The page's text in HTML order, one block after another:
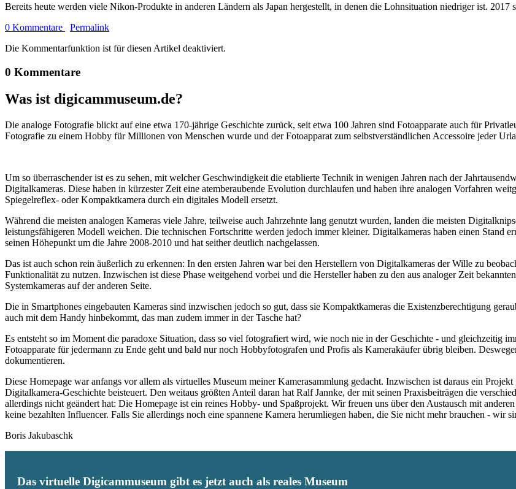
Bereits heute werden viele Nikon-Produkte in anderen Ländern als Japan hergestellt, in denen die Lohnsituation niedriger ist.
0 Kommentare
Permalink
Die Kommentarfunktion ist für diesen Artikel deaktiviert.
0 Kommentare
Was ist digicammuseum.de?
Die analoge Fotografie blickt auf eine etwa 170-jährige Geschichte zurück, seit etwa 100 Jahren sind Fotoapparate auch für
Fotografie zu einem Hobby für Millionen von Menschen wurde und der Fotoapparat zum selbstverständlichen Accessoire jeder
Um so überraschender ist es zu sehen, mit welcher Geschwindigkeit die etablierte Technik in wenigen Jahren nach der
Digitalkameras. Diese haben in kürzester Zeit eine atemberaubende Evolution durchlaufen und haben ihre analogen Vorfahren
Spiegelreflex- oder Kompaktkamera durch ein digitales Modell ersetzt.
Während die meisten analogen Kameras viele Jahre, teilweise auch Jahrzehnte lang genutzt wurden, landen die meisten
leistungsfähigeren Modell weichen. Die technischen Fortschritte werden jedoch immer kleiner. Digitalkameras haben einen Stand
seinen Höhepunkt um die Jahre 2008-2010 und hat seither deutlich nachgelassen.
Das ist auch schon rein äußerlich zu erkennen: In den ersten Jahren war bei den Herstellern von Digitalkameras der Wille zu
Funktionalität zu nutzen. Inzwischen ist diese Phase weitgehend vorbei und die Hersteller haben zu den aus analoger Zeit
Systemkameras auf der anderen Seite.
Die in Smartphones eingebauten Kameras sind inzwischen jedoch so gut, dass sie Kompaktkameras die Existenzberechtigung
auch mit dem Handy hinbekommt, das man zudem immer in der Tasche hat?
Es entsteht so im Moment die paradoxe Situation, dass so viel fotografiert wird, wie noch nie in der Geschichte - und gleichzeitig
Fotoapparate für jedermann zu Ende geht und bald nur noch Hobbyfotografen und Profis als Kamerakäufer übrig bleiben.
dokumentieren.
Diese Homepage war anfangs vor allem als virtuelles Museum meiner Kamerasammlung gedacht. Inzwischen ist daraus ein
Digitalkamera-Geschichte beisteuert. Den weitaus größten Anteil daran hat Ralf Jannke, der mit seinen Praxisbeiträgen die
allerdings nicht geändert hat: Die Homepage ist ein reines Hobby- und Spaßprojekt. Wir freuen uns über den Austausch mit
keine bezahlten Influencer. Falls Sie allerdings noch eine spannene Kamera herumliegen haben, die Sie nicht mehr brauchen - wir
Boris Jakubaschk
Das virtuelle Digicammuseum gibt es jetzt auch als reales Museum